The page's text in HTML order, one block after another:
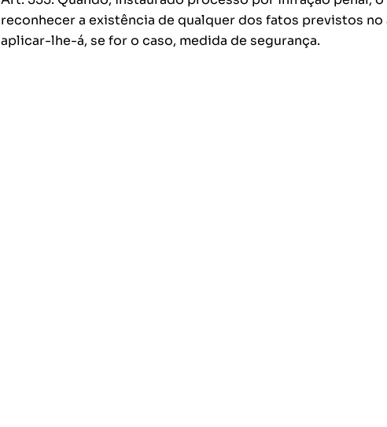
reconhecer a existência de qualquer dos fatos previstos
aplicar-lhe-á, se for o caso, medida de segurança.